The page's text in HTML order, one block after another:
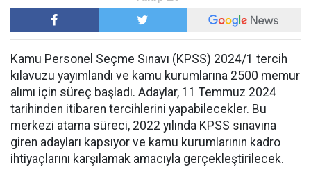
Kamu Personel Seçme Sınavı (KPSS) 2024/1 tercih
kılavuzu yayımlandı ve kamu kurumlarına 2500 memur
alımı için süreç başladı. Adaylar, 11 Temmuz 2024
tarihinden itibaren tercihlerini yapabilecekler. Bu
merkezi atama süreci, 2022 yılında KPSS sınavına
giren adayları kapsıyor ve kamu kurumlarının kadro
ihtiyaçlarını karşılamak amacıyla gerçekleştirilecek.